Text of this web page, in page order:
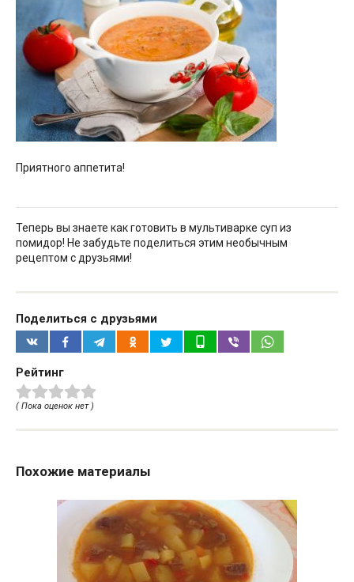
Приятного аппетита!
Теперь вы знаете как готовить в мультиварке суп из
помидор! Не забудьте поделиться этим необычным
рецептом с друзьями!
Поделиться с друзьями
Рейтинг
( Пока оценок нет )
Похожие материалы